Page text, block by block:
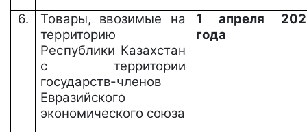
6. Товары, ввозимые на
территорию
Республики Казахстан
с территории
государств-членов
Евразийского
экономического союза
1 апреля
года